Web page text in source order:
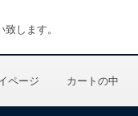
します。
ページ カートの中